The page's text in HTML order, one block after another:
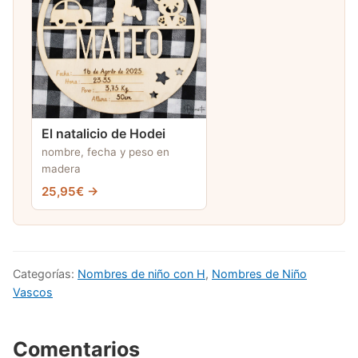
El natalicio de Hodei
nombre, fecha y peso en
madera
25,95€ →
Categorías: Nombres de niño con H, Nombres de Niño
Vascos
Comentarios